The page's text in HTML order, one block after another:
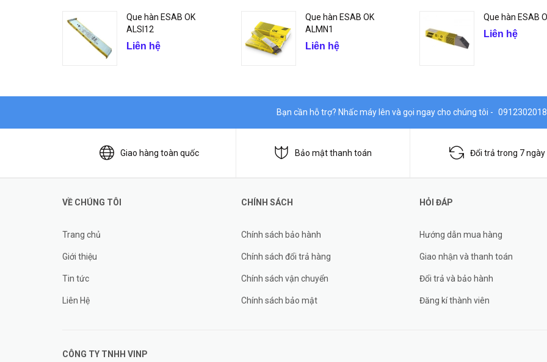
Que hàn ESAB OK
ALSI12
Liên hệ
Que hàn ESAB OK
ALMN1
Liên hệ
Que hàn ESAB
Liên hệ
Bạn cần hỗ trợ? Nhấc máy lên và gọi ngay cho chúng tôi - 0912302018
Giao hàng toàn quốc Bảo mật thanh toán Đổi trả trong 7 ngày
VỀ CHÚNG TÔI
Trang chủ
Giới thiệu
Tin tức
Liên Hệ
CHÍNH SÁCH
Chính sách bảo hành
Chính sách đổi trả hàng
Chính sách vận chuyển
Chính sách bảo mật
HỎI ĐÁP
Hướng dẫn mua hàng
Giao nhận và thanh toán
Đổi trả và bảo hành
Đăng kí thành viên
CÔNG TY TNHH VINP